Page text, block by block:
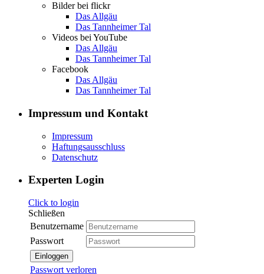
Bilder bei flickr
Das Allgäu
Das Tannheimer Tal
Videos bei YouTube
Das Allgäu
Das Tannheimer Tal
Facebook
Das Allgäu
Das Tannheimer Tal
Impressum und Kontakt
Impressum
Haftungsausschluss
Datenschutz
Experten Login
Click to login
Schließen
Benutzername
Passwort
Einloggen
Passwort verloren